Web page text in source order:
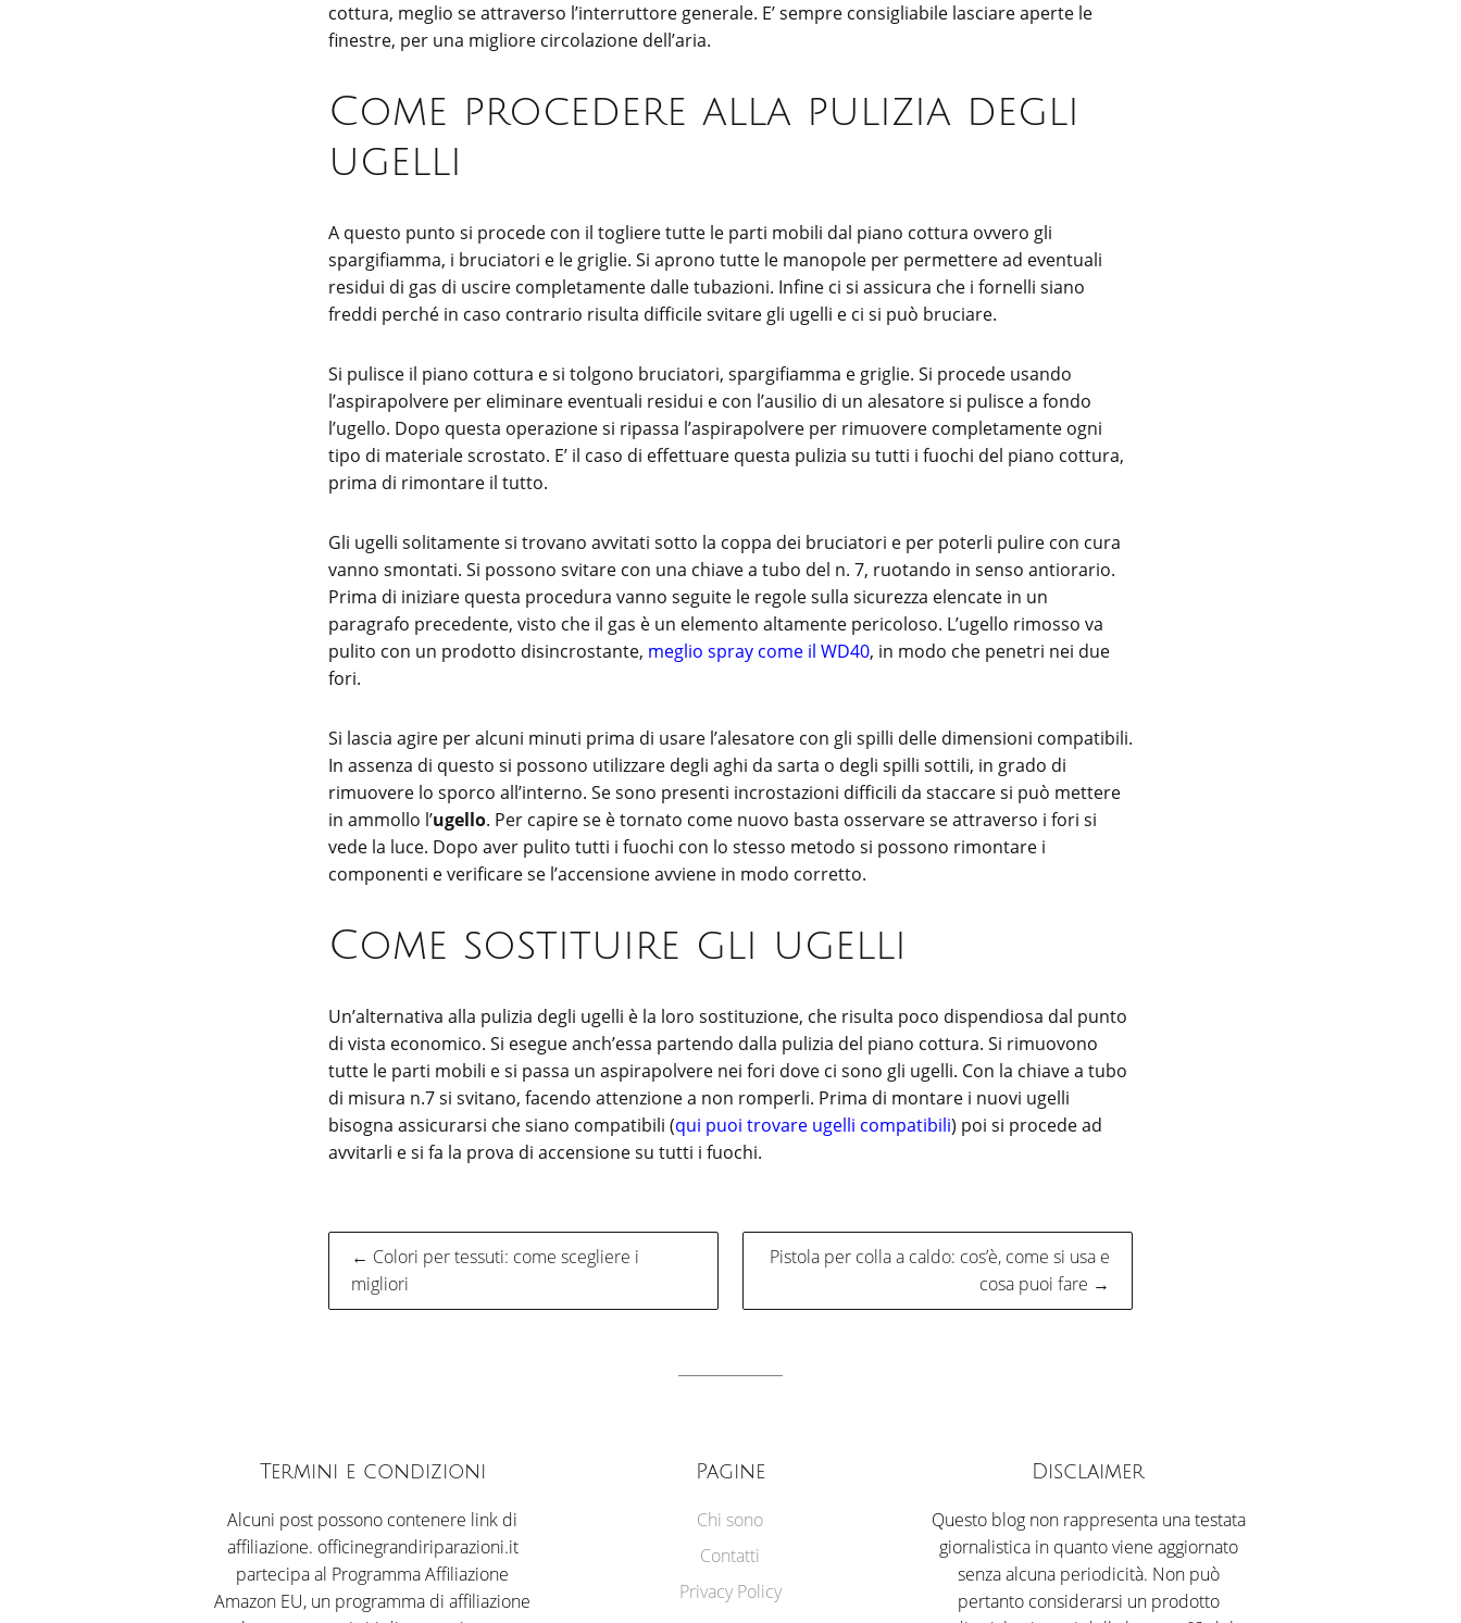
cottura, meglio se attraverso l’interruttore generale. E’ sempre consigliabile lasciare aperte le
finestre, per una migliore circolazione dell’aria.
Come procedere alla pulizia degli
ugelli
A questo punto si procede con il togliere tutte le parti mobili dal piano cottura ovvero gli
spargifiamma, i bruciatori e le griglie. Si aprono tutte le manopole per permettere ad eventuali
residui di gas di uscire completamente dalle tubazioni. Infine ci si assicura che i fornelli siano
freddi perché in caso contrario risulta difficile svitare gli ugelli e ci si può bruciare.
Si pulisce il piano cottura e si tolgono bruciatori, spargifiamma e griglie. Si procede usando
l’aspirapolvere per eliminare eventuali residui e con l’ausilio di un alesatore si pulisce a fondo
l’ugello. Dopo questa operazione si ripassa l’aspirapolvere per rimuovere completamente ogni
tipo di materiale scrostato. E’ il caso di effettuare questa pulizia su tutti i fuochi del piano cottura,
prima di rimontare il tutto.
Gli ugelli solitamente si trovano avvitati sotto la coppa dei bruciatori e per poterli pulire con cura
vanno smontati. Si possono svitare con una chiave a tubo del n. 7, ruotando in senso antiorario.
Prima di iniziare questa procedura vanno seguite le regole sulla sicurezza elencate in un
paragrafo precedente, visto che il gas è un elemento altamente pericoloso. L’ugello rimosso va
pulito con un prodotto disincrostante, meglio spray come il WD40, in modo che penetri nei due
fori.
Si lascia agire per alcuni minuti prima di usare l’alesatore con gli spilli delle dimensioni compatibili.
In assenza di questo si possono utilizzare degli aghi da sarta o degli spilli sottili, in grado di
rimuovere lo sporco all’interno. Se sono presenti incrostazioni difficili da staccare si può mettere
in ammollo l’ugello. Per capire se è tornato come nuovo basta osservare se attraverso i fori si
vede la luce. Dopo aver pulito tutti i fuochi con lo stesso metodo si possono rimontare i
componenti e verificare se l’accensione avviene in modo corretto.
Come sostituire gli ugelli
Un’alternativa alla pulizia degli ugelli è la loro sostituzione, che risulta poco dispendiosa dal punto
di vista economico. Si esegue anch’essa partendo dalla pulizia del piano cottura. Si rimuovono
tutte le parti mobili e si passa un aspirapolvere nei fori dove ci sono gli ugelli. Con la chiave a tubo
di misura n.7 si svitano, facendo attenzione a non romperli. Prima di montare i nuovi ugelli
bisogna assicurarsi che siano compatibili (qui puoi trovare ugelli compatibili) poi si procede ad
avvitarli e si fa la prova di accensione su tutti i fuochi.
Navigazione
articoli
← Colori per tessuti: come scegliere i
migliori
Pistola per colla a caldo: cos’è, come si usa e
cosa puoi fare →
Termini e condizioni
Alcuni post possono contenere link di
affiliazione. officinegrandiriparazioni.it
partecipa al Programma Affiliazione
Amazon EU, un programma di affiliazione
Pagine
Chi sono
Contatti
Privacy Policy
Disclaimer
Questo blog non rappresenta una testata
giornalistica in quanto viene aggiornato
senza alcuna periodicità. Non può
pertanto considerarsi un prodotto